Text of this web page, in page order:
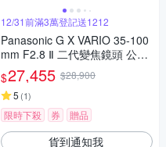
12/31前滿3萬登記送1212
Panasonic G X VARIO 35-100
mm F2.8 Ⅱ 二代變焦鏡頭 公司
貨
$27,455 $28,900
5 (1)
限時下殺 券 贈品
貨到通知我